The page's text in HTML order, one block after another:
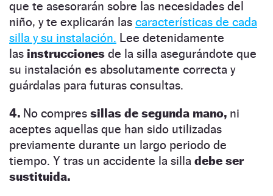
que te asesorarán sobre las necesidades del
niño, y te explicarán las características de cada
silla y su instalación. Lee detenidamente
las instrucciones de la silla asegurándote que
su instalación es absolutamente correcta y
guárdalas para futuras consultas.
4. No compres sillas de segunda mano, ni
aceptes aquellas que han sido utilizadas
previamente durante un largo periodo de
tiempo. Y tras un accidente la silla debe ser
sustituida.